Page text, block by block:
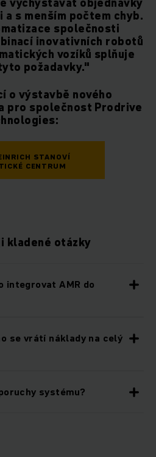
s menším počtem chyb.
společnosti
inovativních robotů
vozíků splňuje
požadavky."
o výstavbě nového
pro společnost Prodrive
STANOVÍ
CENTRUM
kladené otázky
integrovat AMR do
se vrátí náklady na celý
systému?